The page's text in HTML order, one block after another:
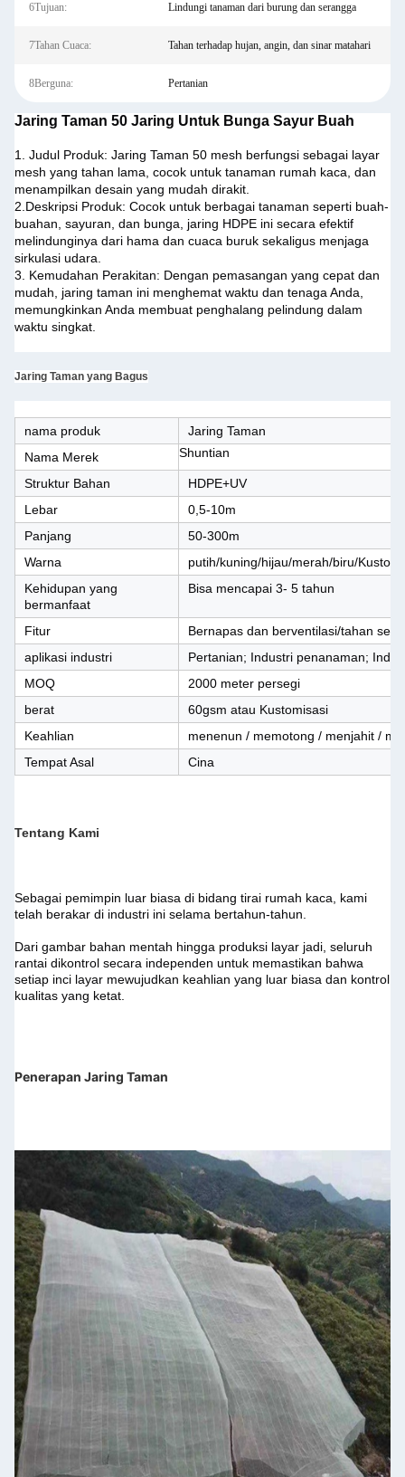
6Tujuan: Lindungi tanaman dari burung dan serangga
7Tahan Cuaca: Tahan terhadap hujan, angin, dan sinar matahari
8Berguna: Pertanian
Jaring Taman 50 Jaring Untuk Bunga Sayur Buah
1. Judul Produk: Jaring Taman 50 mesh berfungsi sebagai layar
mesh yang tahan lama, cocok untuk tanaman rumah kaca, dan
menampilkan desain yang mudah dirakit.
2.Deskripsi Produk: Cocok untuk berbagai tanaman seperti buah-
buahan, sayuran, dan bunga, jaring HDPE ini secara efektif
melindunginya dari hama dan cuaca buruk sekaligus menjaga
sirkulasi udara.
3. Kemudahan Perakitan: Dengan pemasangan yang cepat dan
mudah, jaring taman ini menghemat waktu dan tenaga Anda,
memungkinkan Anda membuat penghalang pelindung dalam
waktu singkat.
Jaring Taman yang Bagus
nama produk
Jaring Taman
Nama Merek
Shuntian
Struktur Bahan
HDPE+UV
Lebar
0,5-10m
Panjang
50-300m
Warna
putih/kuning/hijau/merah/biru/
Kehidupan yang
bermanfaat
Bisa mencapai 3- 5 tahun
Fitur
Bernapas dan berventilasi/tahan
aplikasi industri
Pertanian; Industri penanaman;
MOQ
2000 meter persegi
berat
60gsm atau Kustomisasi
Keahlian
menenun / memotong / menjahit /
Tempat Asal
Cina
Tentang Kami
Sebagai pemimpin luar biasa di bidang tirai rumah kaca, kami
telah berakar di industri ini selama bertahun-tahun.
Dari gambar bahan mentah hingga produksi layar jadi, seluruh
rantai dikontrol secara independen untuk memastikan bahwa
setiap inci layar mewujudkan keahlian yang luar biasa dan kontrol
kualitas yang ketat.
Penerapan Jaring Taman